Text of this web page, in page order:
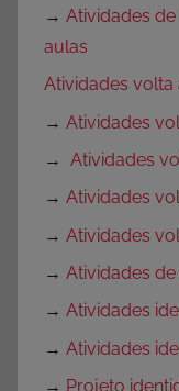
→ Atividades
aulas
Atividades volta
→ Atividades
→ Atividades
→ Atividades
→ Atividades
→ Atividades
→ Atividades
→ Atividades
→ Projeto